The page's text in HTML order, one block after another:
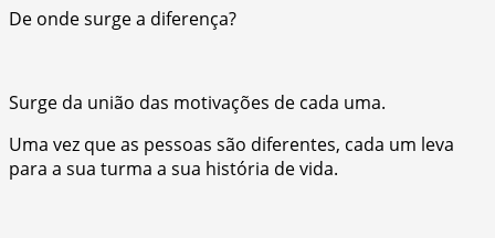
De onde surge a diferença?
Surge da união das motivações de cada uma.
Uma vez que as pessoas são diferentes, cada um leva
para a sua turma a sua história de vida.